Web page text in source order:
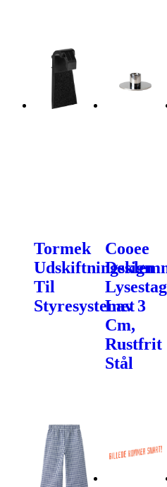
Tormek
Til
Styresystemet
Cooee
Design
Lav 3
Cm,
Rustfrit
Stål